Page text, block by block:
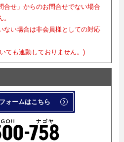
合せ」からのお問合せでない場合
い場合は非会員様としての対応
ても連動しておりません。)
ォームはこちら